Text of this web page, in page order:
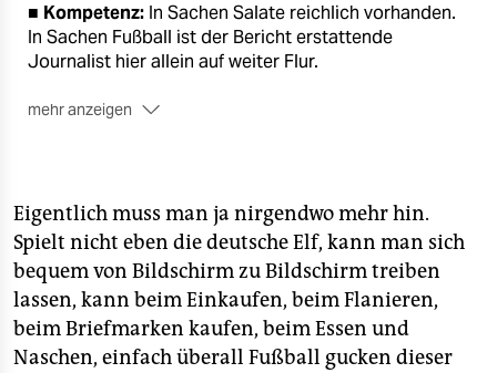
fragen & hilfe
unterstützen
abo
■ Kompetenz: In Sachen Salate reichlich vorhanden.
In Sachen Fußball ist der Bericht erstattende
Journalist hier allein auf weiter Flur.
mehr anzeigen
Wurst: Es gibt Thüringer für 2,50 Euro. Konnte
mangels anderer Nachfrage leider nicht ausgetestet
werden. Das Ratatouille unterlag mit 5 Euro wohl dem
Solidaritätsgedanken.
Eigentlich muss man ja nirgendwo mehr hin.
Spielt nicht eben die deutsche Elf, kann man sich
bequem von Bildschirm zu Bildschirm treiben
lassen, kann beim Einkaufen, beim Flanieren,
beim Briefmarken kaufen, beim Essen und
Naschen, einfach überall Fußball gucken dieser